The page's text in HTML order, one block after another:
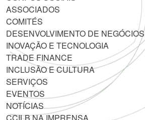
ASSOCIADOS
COMITÉS
DESENVOLVIMENTO DE NEGÓCIOS
INOVAÇÃO E TECNOLOGIA
TRADE FINANCE
INCLUSÃO E CULTURA
SERVIÇOS
EVENTOS
NOTÍCIAS
CCILB NA IMPRENSA